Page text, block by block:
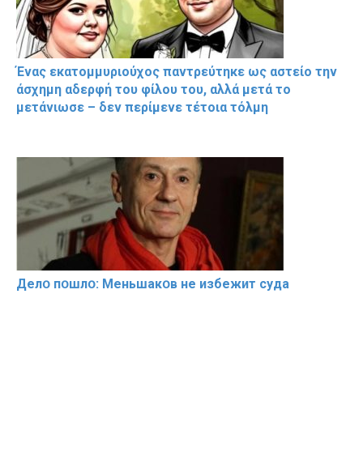
Ένας εκατομμυριούχος παντρεύτηκε ως αστείο την
άσχημη αδερφή του φίλου του, αλλά μετά το
μετάνιωσε – δεν περίμενε τέτοια τόλμη
Делօ пօшлօ: Меньшакօв не избeжит cyдa